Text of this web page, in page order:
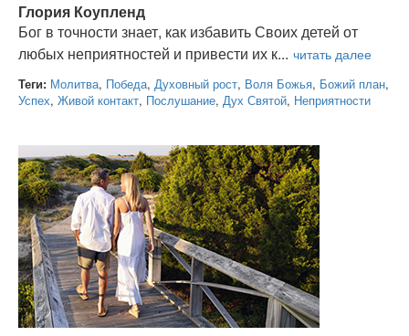
Глория Коупленд
Бог в точности знает, как избавить Своих детей от
любых неприятностей и привести их к...
Теги: Молитва, Победа, Духовный рост, Воля Божья, Божий план,
Успех, Живой контакт, Послушание, Дух Святой, Неприятности